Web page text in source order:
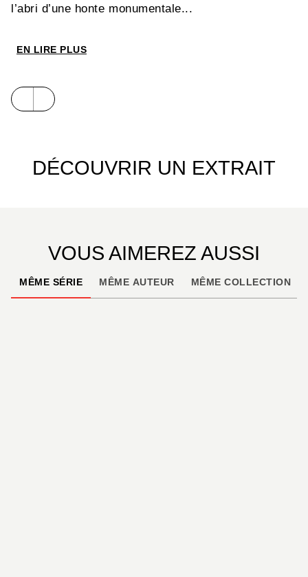
l’abri d’une honte monumentale...
Ce nouveauGuide Junior
que toutes les filles adorent, et que les autres
garçons respectent !
EN LIRE PLUS
DÉCOUVRIR UN EXTRAIT
VOUS AIMEREZ AUSSI
MÊME SÉRIE MÊME AUTEUR MÊME COLLECTION